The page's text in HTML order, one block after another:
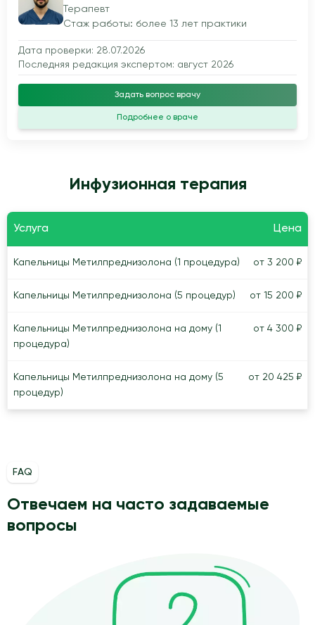
Терапевт
Стаж работы: более 13 лет практики
Дата проверки: 28.07.2026
Последняя редакция экспертом: август 2026
Задать вопрос врачу
Подробнее о враче
Инфузионная терапия
Услуга Цена
Капельницы Метилпреднизолона (1 процедура) от 3 200 ₽
Капельницы Метилпреднизолона (5 процедур) от 15 200 ₽
Капельницы Метилпреднизолона на дому (1
процедура)
от 4 300 ₽
Капельницы Метилпреднизолона на дому (5
процедур)
от 20 425 ₽
FAQ
Отвечаем на часто задаваемые
вопросы